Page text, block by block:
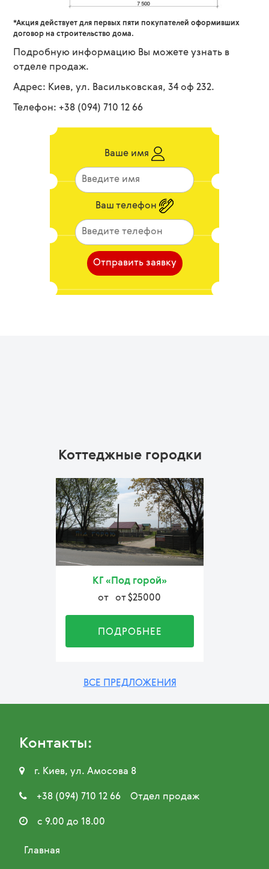
*Акция действует для первых пяти покупателей оформивших
договор на строительство дома.
Подробную информацию Вы можете узнать в
отделе продаж.
Адрес: Киев, ул. Васильковская, 34 оф 232.
Телефон: +38 (094) 710 12 66
Ваше имя
Ваш телефон
Коттеджные городки
КГ «Под горой»
от
от $25000
ПОДРОБНЕЕ
ВСЕ ПРЕДЛОЖЕНИЯ
Контакты:
 г. Киев, ул. Амосова 8
 +38 (094) 710 12 66 Отдел продаж
 с 9.00 до 18.00
Главная